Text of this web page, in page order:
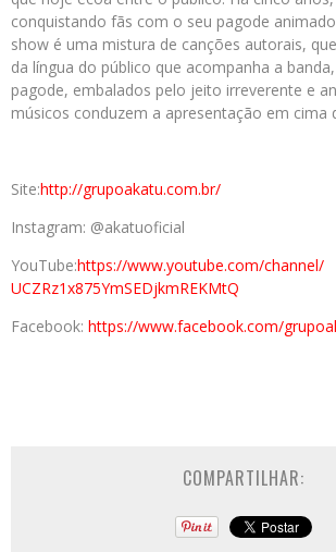
conquistando fãs com o seu pagode
show é uma mistura de canções autorais,
da língua do público que acompanha a
pagode, embalados pelo jeito irreverente e
músicos conduzem a apresentação em cima
Site:http://grupoakatu.com.br/
Instagram: @akatuoficial
YouTube:https://www.youtube.com/channel/
UCZRz1x875YmSEDjkmREKMtQ
Facebook: https://www.facebook.com/
COMPARTILHAR: